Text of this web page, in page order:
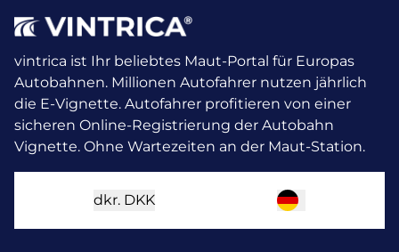
vintrica ist Ihr beliebtes Maut-Portal für Europas
Autobahnen. Millionen Autofahrer nutzen jährlich
die E-Vignette. Autofahrer profitieren von einer
sicheren Online-Registrierung der Autobahn
Vignette. Ohne Wartezeiten an der Maut-Station.
dkr. DKK